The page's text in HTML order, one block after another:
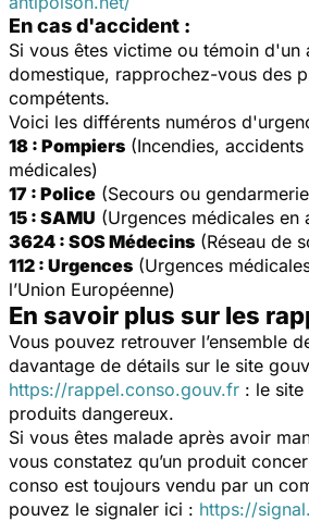
En cas d'accident :
Si vous êtes victime ou témoin d'un
domestique, rapprochez-vous des
compétents.
Voici les différents numéros
18 : Pompiers (Incendies,
médicales)
17 : Police (Secours ou
15 : SAMU (Urgences médicales en
3624 : SOS Médecins (Réseau de
112 : Urgences (Urgences
l’Union Européenne)
En savoir plus sur les
Vous pouvez retrouver l’ensemble
davantage de détails sur le site
https://rappel.conso.gouv.fr : le site
produits dangereux.
Si vous êtes malade après avoir
vous constatez qu’un produit
conso est toujours vendu par un
pouvez le signaler ici : https://